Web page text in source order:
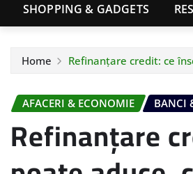
SHOPPING & GADGETS
Home Refinanțare credit: ce
AFACERI & ECONOMIE BANCI
Refinanțare